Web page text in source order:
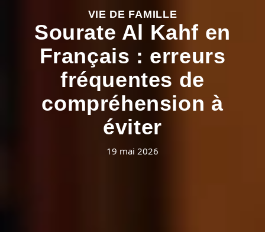
VIE DE FAMILLE
Sourate Al Kahf en
Français : erreurs
fréquentes de
compréhension à
éviter
19 mai 2026